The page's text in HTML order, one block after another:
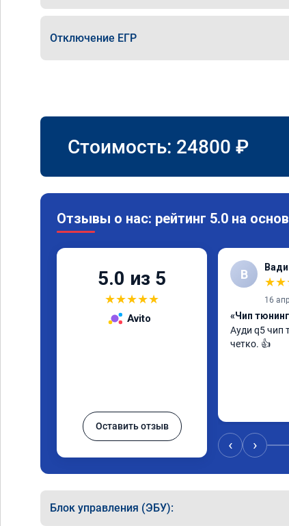
Отключение ЕГР
Стоимость: 24800 ₽
Отзывы о нас: рейтинг 5.0 на
5.0 из 5
★★★★★
Avito
Оставить отзыв
В
★★
16
«Чип
Ауди q5 чип
четко. 👍
‹ ›
Блок управления (ЭБУ):